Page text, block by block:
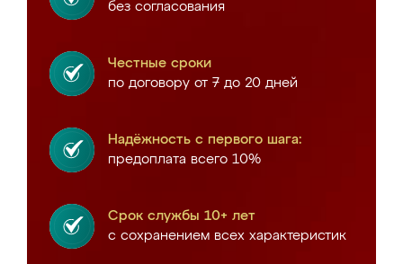
без согласования
Честные сроки
по договору от 7 до 20 дней
Надёжность с первого шага:
предоплата всего 10%
Срок службы 10+ лет
с сохранением всех характеристик